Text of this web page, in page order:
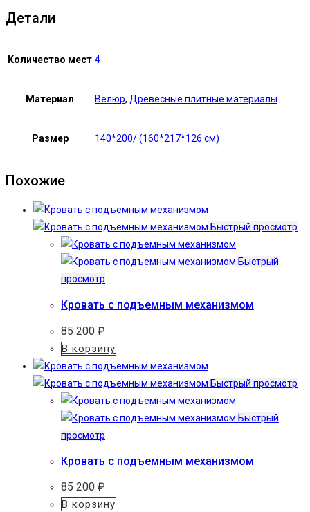
Детали
Количество мест 4
Материал Велюр, Древесные плитные материалы
Размер 140*200/ (160*217*126 см)
Похожие
Быстрый просмотр
Быстрый
просмотр
Кровать с подъемным механизмом
85 200 ₽
В корзину
Быстрый просмотр
Быстрый
просмотр
Кровать с подъемным механизмом
85 200 ₽
В корзину